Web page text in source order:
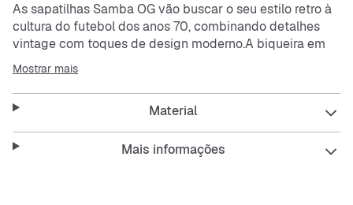
As sapatilhas Samba OG vão buscar o seu estilo retro à
cultura do futebol dos anos 70, combinando detalhes
vintage com toques de design moderno.A biqueira em
camurça, as 3 Riscas serrilhadas e a sola de borracha
texturada formam em conjunto o visual emblemático das
Samba. O logótipo Trevo na língua e a inscrição Samba
na lateral não deixam dúvidas quanto ao rico legado
destas sapatilhas.Décadas de história moldaram estas
sapatilhas clássicas. Combina-o com o teu estilo único
Mostrar mais
Material
Mais informações